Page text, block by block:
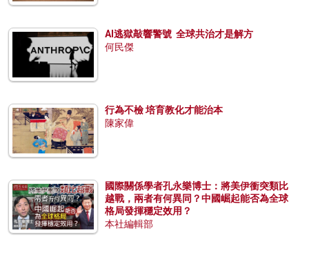
AI逃獄敲響警號 全球共治才是解方
何民傑
行為不檢 培育教化才能治本
陳家偉
國際關係學者孔永樂博士：將美伊衝突類比
越戰，兩者有何異同？中國崛起能否為全球
格局發揮穩定效用？
本社編輯部